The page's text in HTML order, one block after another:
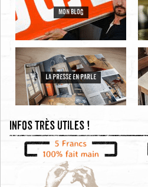
MON BLOG
LA PRESSE EN PARLE
Infos très utiles !